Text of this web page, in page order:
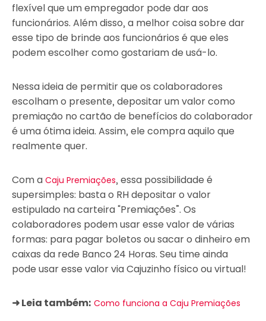
flexível que um empregador pode dar aos
funcionários. Além disso, a melhor coisa sobre dar
esse tipo de brinde aos funcionários é que eles
podem escolher como gostariam de usá-lo.
Nessa ideia de permitir que os colaboradores
escolham o presente, depositar um valor como
premiação no cartão de benefícios do colaborador
é uma ótima ideia. Assim, ele compra aquilo que
realmente quer.
Com a Caju Premiações, essa possibilidade é
supersimples: basta o RH depositar o valor
estipulado na carteira “Premiações”. Os
colaboradores podem usar esse valor de várias
formas: para pagar boletos ou sacar o dinheiro em
caixas da rede Banco 24 Horas. Seu time ainda
pode usar esse valor via Cajuzinho físico ou virtual!
➜ Leia também: Como funciona a Caju Premiações